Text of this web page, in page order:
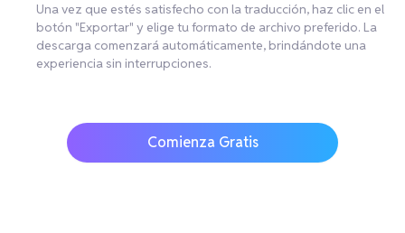
Una vez que estés satisfecho con la traducción, haz clic en el
botón "Exportar" y elige tu formato de archivo preferido. La
descarga comenzará automáticamente, brindándote una
experiencia sin interrupciones.
Comienza Gratis